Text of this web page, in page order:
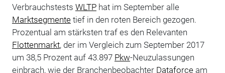
Verbrauchstests WLTPhat im September alle
Marktsegmentetief in den roten Bereich gezogen.
Prozentual am stärksten traf es den Relevanten
Flottenmarkt, der im Vergleich zum September 2017
um 38,5 Prozent auf 43.897 Pkw-Neuzulassungen
einbrach, wie der Branchenbeobachter Dataforceam